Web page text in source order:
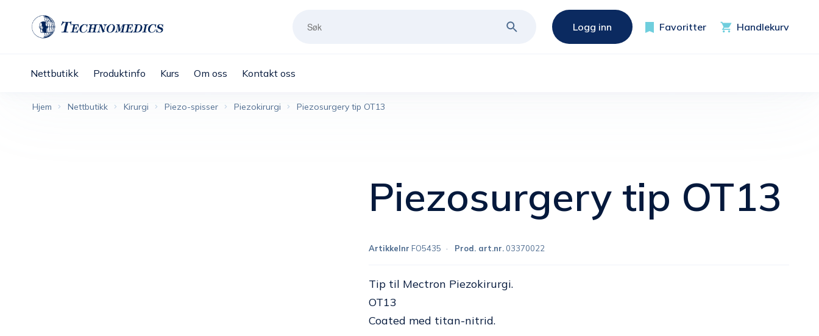
Logg inn Favoritter Handlekurv
Nettbutikk Produktinfo Kurs Om oss Kontakt oss
Hjem Nettbutikk Kirurgi Piezo-spisser Piezokirurgi Piezosurgery tip OT13
Piezosurgery tip OT13
Artikkelnr FO5435 Prod. art.nr. 03370022
Tip til Mectron Piezokirurgi.
OT13
Coated med titan-nitrid.